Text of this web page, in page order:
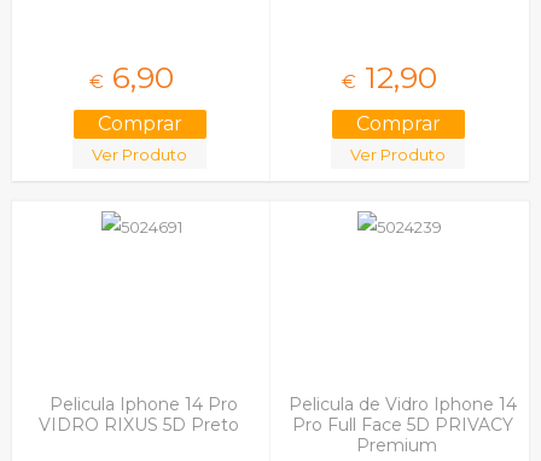
€ 6,90
Ver Produto
€ 12,90
Ver Produto
Pelicula Iphone 14 Pro
VIDRO RIXUS 5D Preto
Pelicula de Vidro Iphone 14
Pro Full Face 5D PRIVACY
Premium